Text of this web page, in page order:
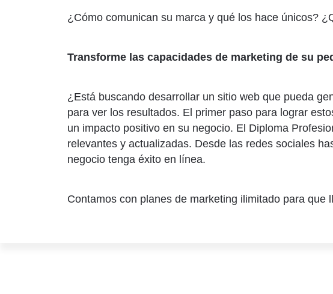
¿Cómo comunican su marca y qué los hace únicos?
Transforme las capacidades de marketing de su
¿Está buscando desarrollar un sitio web que pueda
para ver los resultados. El primer paso para lograr
un impacto positivo en su negocio. El Diploma
relevantes y actualizadas. Desde las redes sociales
negocio tenga éxito en línea.
Contamos con planes de marketing ilimitado para que